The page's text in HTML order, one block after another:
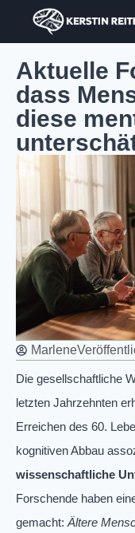
Aktuelle
dass
diese
Marlene
Die gesellschaftliche
letzten Jahrzehnten
Erreichen des 60.
kognitiven Abbau
wissenschaftliche
Forschende haben
gemacht: Ältere